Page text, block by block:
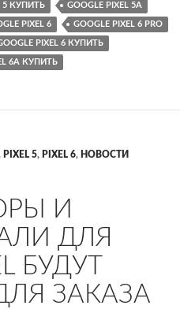
5 КУПИТЬ GOOGLE PIXEL 5A
PIXEL 6 GOOGLE PIXEL 6 PRO
PIXEL 6 КУПИТЬ
6A КУПИТЬ
PIXEL 5, PIXEL 6, НОВОСТИ
И
ДЛЯ
БУДУТ
ЗАКАЗА